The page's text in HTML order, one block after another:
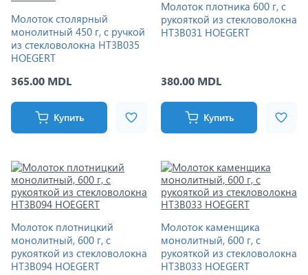
Молоток столярный
монолитный 450 г, с ручкой
из стекловолокна HT3B035
HOEGERT
365.00 MDL
Купить
Молоток плотника 600 г, с
рукояткой из стекловолокна
HT3B031 HOEGERT
380.00 MDL
Купить
Молоток плотницкий
монолитный, 600 г, с
рукояткой из стекловолокна
HT3B094 HOEGERT
Молоток каменщика
монолитный, 600 г, с
рукояткой из стекловолокна
HT3B033 HOEGERT